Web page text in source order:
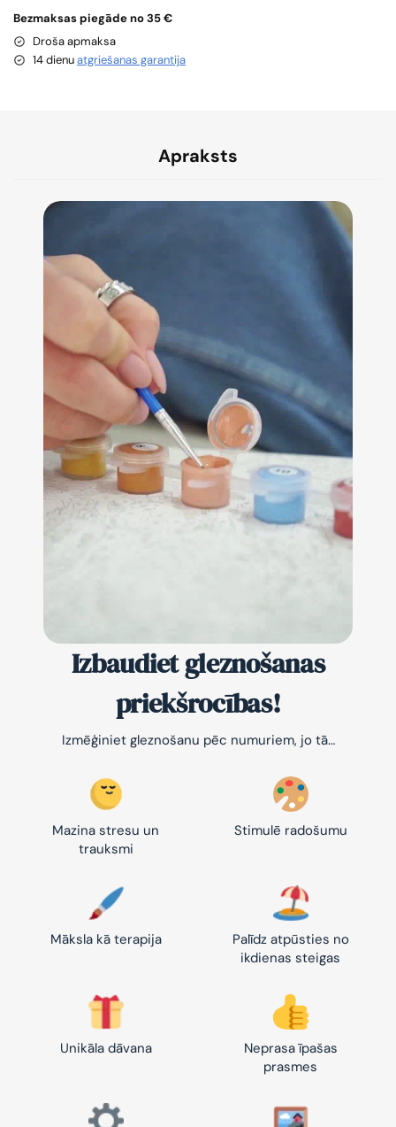
Bezmaksas piegāde no 35 €
Droša apmaksa
14 dienuatgriešanas garantija
Apraksts
Izbaudiet gleznošanas
priekšrocības!
Izmēģiniet gleznošanu pēc numuriem, jo tā…
Mazina stresu un
trauksmi
Stimulē radošumu
Māksla kā terapija
Palīdz atpūsties no
ikdienas steigas
Unikāla dāvana
Neprasa īpašas
prasmes